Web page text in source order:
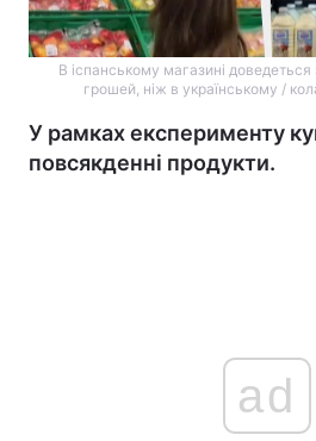
В іспанському магазині
грошей, ніж в українському /
У рамках експерименту
повсякденні продукти.
ad